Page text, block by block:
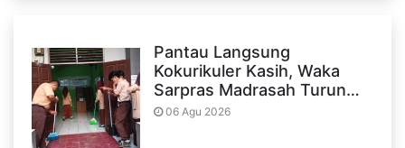
Pantau Langsung
Kokurikuler Kasih, Waka
Sarpras Madrasah Turun…
06 Agu 2026